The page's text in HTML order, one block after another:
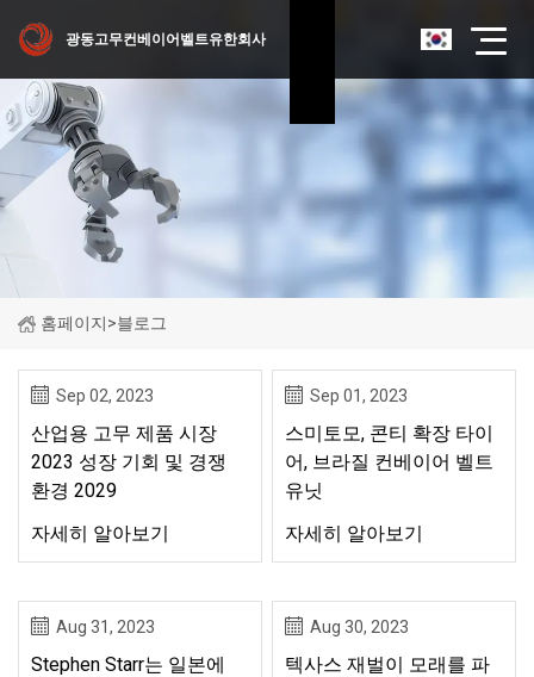
광동고무컨베이어벨트유한회사
홈페이지>블로그
Sep 02, 2023
산업용 고무 제품 시장
2023 성장 기회 및 경쟁
환경 2029
자세히 알아보기
Sep 01, 2023
스미토모, 콘티 확장 타이
어, 브라질 컨베이어 벨트
유닛
자세히 알아보기
Aug 31, 2023
Stephen Starr는 일본에
Aug 30, 2023
텍사스 재벌이 모래를 파